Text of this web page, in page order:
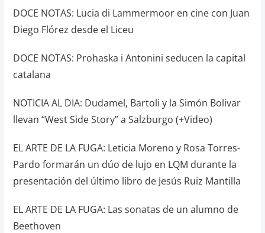
DOCE NOTAS: Lucia di Lammermoor en cine con Juan
Diego Flórez desde el Liceu
DOCE NOTAS: Prohaska i Antonini seducen la capital
catalana
NOTICIA AL DIA: Dudamel, Bartoli y la Simón Bolivar
llevan “West Side Story” a Salzburgo (+Video)
EL ARTE DE LA FUGA: Leticia Moreno y Rosa Torres-
Pardo formarán un dúo de lujo en LQM durante la
presentación del último libro de Jesús Ruiz Mantilla
EL ARTE DE LA FUGA: Las sonatas de un alumno de
Beethoven